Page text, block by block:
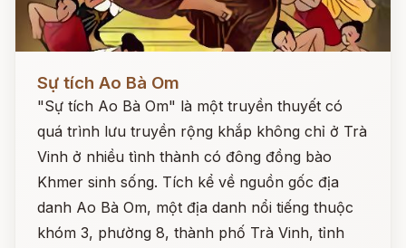
Sự tích Ao Bà Om
"Sự tích Ao Bà Om" là một truyền thuyết có
quá trình lưu truyền rộng khắp không chỉ ở Trà
Vinh ở nhiều tình thành có đông đồng bào
Khmer sinh sống. Tích kể về nguồn gốc địa
danh Ao Bà Om, một địa danh nổi tiếng thuộc
khóm 3, phường 8, thành phố Trà Vinh, tỉnh